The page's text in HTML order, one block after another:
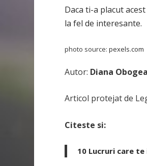
Daca ti-a placut
la fel de interesante.
photo source:pexels.com
Autor: Diana
Articol protejat de
Citeste si:
10 Lucruri care